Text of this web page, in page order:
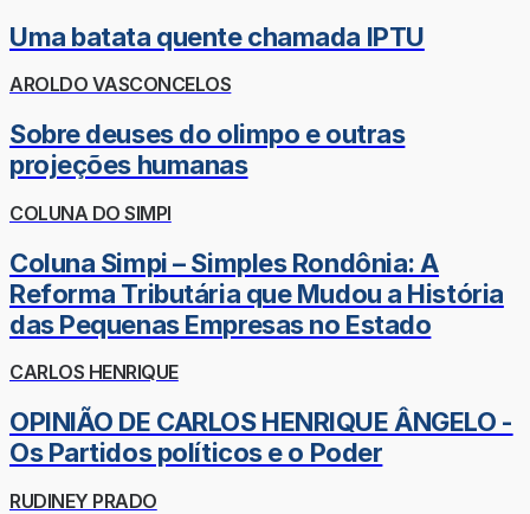
Uma batata quente chamada IPTU
AROLDO VASCONCELOS
Sobre deuses do olimpo e outras
projeções humanas
COLUNA DO SIMPI
Coluna Simpi – Simples Rondônia: A
Reforma Tributária que Mudou a História
das Pequenas Empresas no Estado
CARLOS HENRIQUE
OPINIÃO DE CARLOS HENRIQUE ÂNGELO -
Os Partidos políticos e o Poder
RUDINEY PRADO